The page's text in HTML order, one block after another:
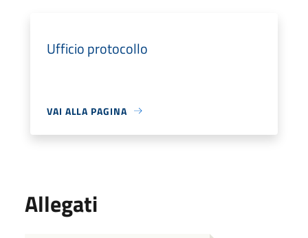
Ufficio protocollo
VAI ALLA PAGINA
Allegati